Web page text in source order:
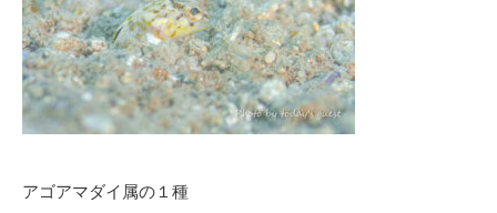
アゴアマダイ属の１種